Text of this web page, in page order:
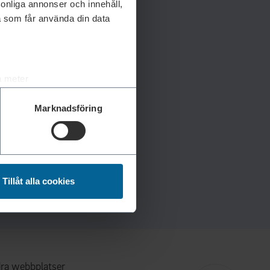
annonser och innehåll,
får använda din data
. Du kan ändra
funktioner för
information från din enhet
kombinera informationen
tjänster.
Marknadsföring
Tillåt alla cookies
webbplatser